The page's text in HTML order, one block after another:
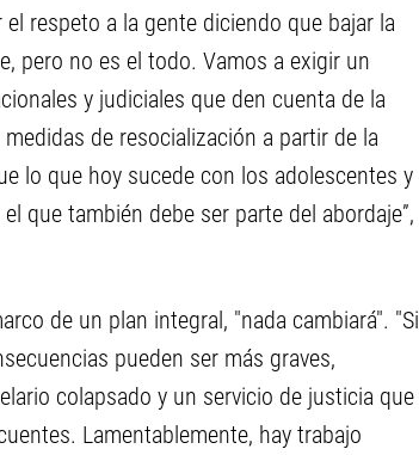
respeto a la gente diciendo que bajar la
pero no es el todo. Vamos a exigir un
y judiciales que den cuenta de la
de resocialización a partir de la
lo que hoy sucede con los adolescentes y
que también debe ser parte del abordaje”,
de un plan integral, "nada cambiará". "Si
pueden ser más graves,
colapsado y un servicio de justicia que
Lamentablemente, hay trabajo